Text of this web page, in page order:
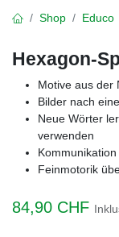
Shop Educo
Hexagon-
Motive aus der
Bilder nach
Neue Wörter
verwenden
Feinmotorik
84,90 CHF